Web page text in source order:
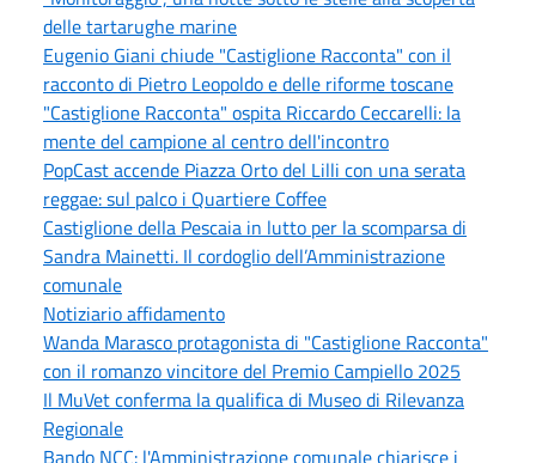
delle tartarughe marine
Eugenio Giani chiude "Castiglione Racconta" con il
racconto di Pietro Leopoldo e delle riforme toscane
"Castiglione Racconta" ospita Riccardo Ceccarelli: la
mente del campione al centro dell'incontro
PopCast accende Piazza Orto del Lilli con una serata
reggae: sul palco i Quartiere Coffee
Castiglione della Pescaia in lutto per la scomparsa di
Sandra Mainetti. Il cordoglio dell’Amministrazione
comunale
Notiziario affidamento
Wanda Marasco protagonista di "Castiglione Racconta"
con il romanzo vincitore del Premio Campiello 2025
Il MuVet conferma la qualifica di Museo di Rilevanza
Regionale
Bando NCC: l'Amministrazione comunale chiarisce i